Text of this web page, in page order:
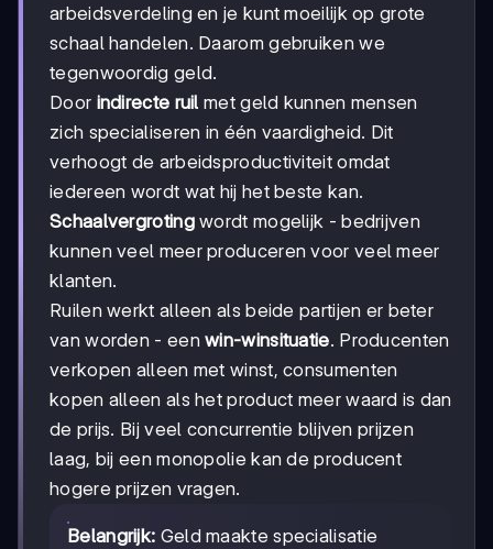
arbeidsverdeling en je kunt moeilijk op grote
schaal handelen. Daarom gebruiken we
tegenwoordig geld.
Door indirecte ruil met geld kunnen mensen
zich specialiseren in één vaardigheid. Dit
verhoogt de arbeidsproductiviteit omdat
iedereen wordt wat hij het beste kan.
Schaalvergrotingwordt mogelijk - bedrijven
kunnen veel meer produceren voor veel meer
klanten.
Ruilen werkt alleen als beide partijen er beter
van worden - eenwin-winsituatie. Producenten
verkopen alleen met winst, consumenten
kopen alleen als het product meer waard is dan
de prijs. Bij veel concurrentie blijven prijzen
laag, bij een monopolie kan de producent
hogere prijzen vragen.
Belangrijk: Geld maakte specialisatie